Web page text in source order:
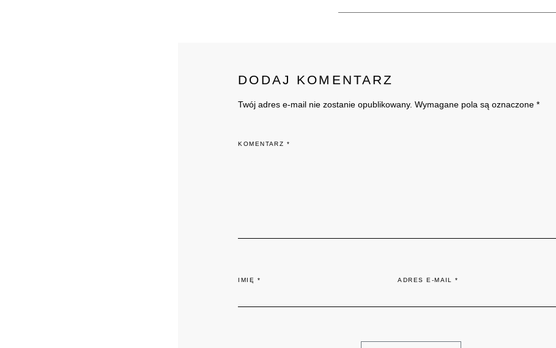
DODAJ KOMENTARZ
Twój adres e-mail nie zostanie opublikowany. Wymagane pola są oznaczone *
KOMENTARZ *
IMIĘ * ADRES E-MAIL*